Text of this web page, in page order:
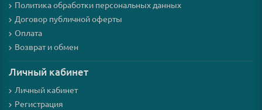
Политика обработки персональных данных
Договор публичной оферты
Оплата
Возврат и обмен
Личный кабинет
Личный кабинет
Регистрация